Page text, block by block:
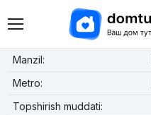
Manzil:
Metro:
Topshirish muddati: